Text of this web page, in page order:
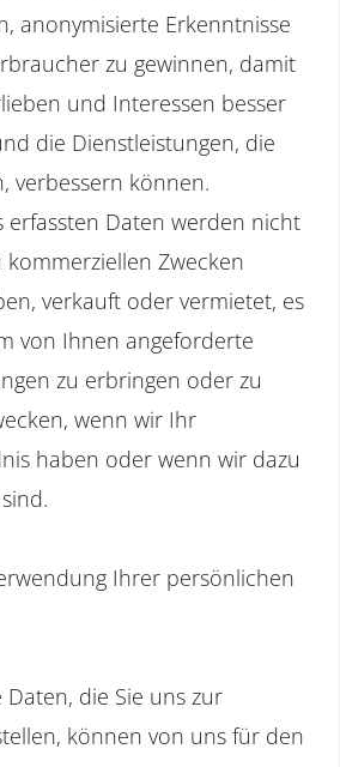
anonymisierte Erkenntnisse
zu gewinnen, damit
und Interessen besser
die Dienstleistungen, die
verbessern können.
erfassten Daten werden nicht
Zwecken
verkauft oder vermietet, es
von Ihnen angeforderte
zu erbringen oder zu
wenn wir Ihr
haben oder wenn wir dazu
Ihrer persönlichen
Daten, die Sie uns zur
können von uns für den